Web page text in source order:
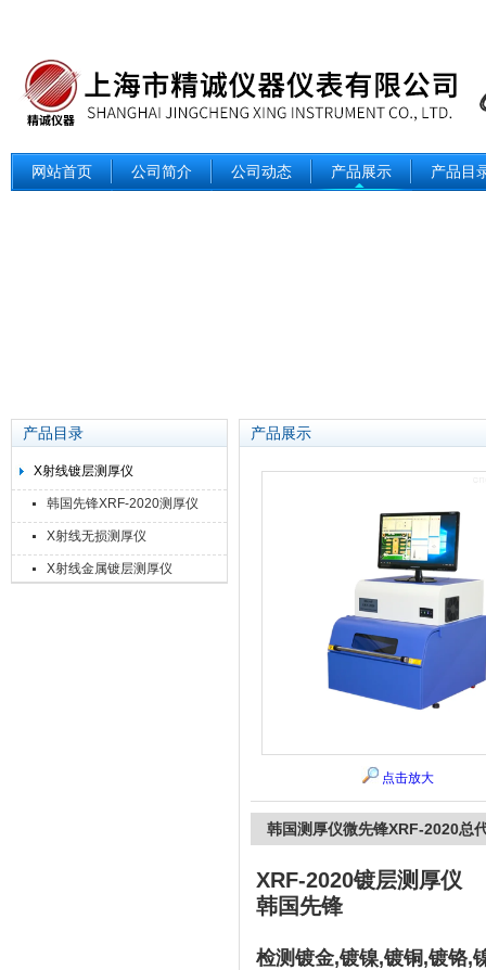
上海精诚兴仪器仪表有限公司
网站首页 公司简介 公司动态 产品展示 产品目
产品目录
X射线镀层测厚仪
韩国先锋XRF-2020测厚仪
X射线无损测厚仪
X射线金属镀层测厚仪
产品展示
点击放大
韩国测厚仪微先锋XRF-2020总
XRF-2020镀层测厚仪
韩国先锋
检测镀金,镀镍,镀铜,镀铬,